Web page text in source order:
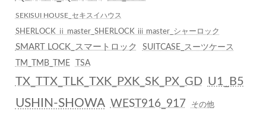
SEKISUI HOUSE_セキスイハウス
SHERLOCK ⅱ master_SHERLOCK ⅲ master_シャーロック
SMART LOCK_スマートロック
SUITCASE_スーツケース
TM_TMB_TME
TSA
TX_TTX_TLK_TXK_PXK_SK_PX_GD U1_B5
USHIN-SHOWA WEST916_917 その他